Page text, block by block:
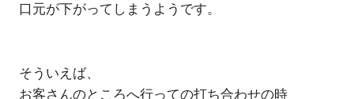
口元が下がってしまうようです。
そういえば、
お客さんのところへ行っての打ち合わせの時